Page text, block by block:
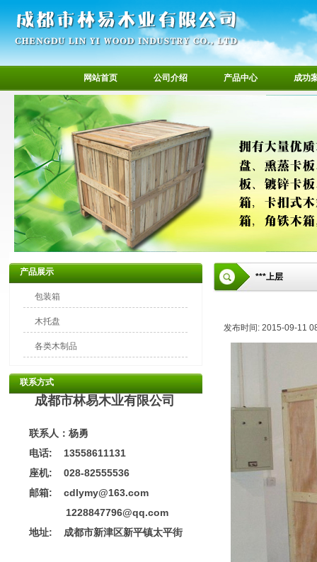
网站首页 公司介绍 产品中心 成功
产品展示
包装箱
木托盘
各类木制品
联系方式
成都市林易木业有限公司
联系人：杨勇
电话: 13558611131
座机: 028-82555536
邮箱: cdlymy@163.com
1228847796@qq.com
地址: 成都市新津区新平镇太平街
***上层
发布时间: 2015-09-11